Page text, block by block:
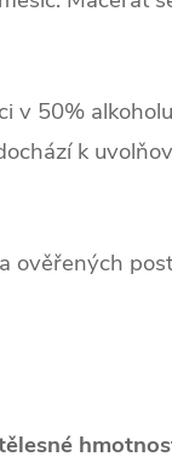
v 50%
k